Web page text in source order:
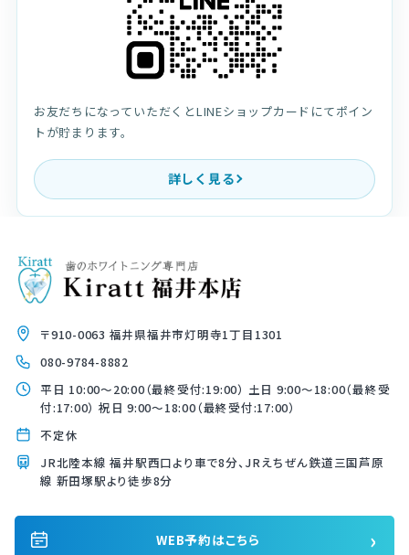
お友だちになっていただくとLINEショップカードにてポイン
トが貯まります。
詳しく見る
〒910-0063 福井県福井市灯明寺1丁目1301
080-9784-8882
平日 10:00〜20:00（最終受付:19:00） 土日 9:00〜18:00（最終受
付:17:00） 祝日 9:00〜18:00（最終受付:17:00）
不定休
JR北陸本線 福井駅西口より車で8分、JRえちぜん鉄道三国芦原
線 新田塚駅より徒歩8分
WEB予約はこちら ›